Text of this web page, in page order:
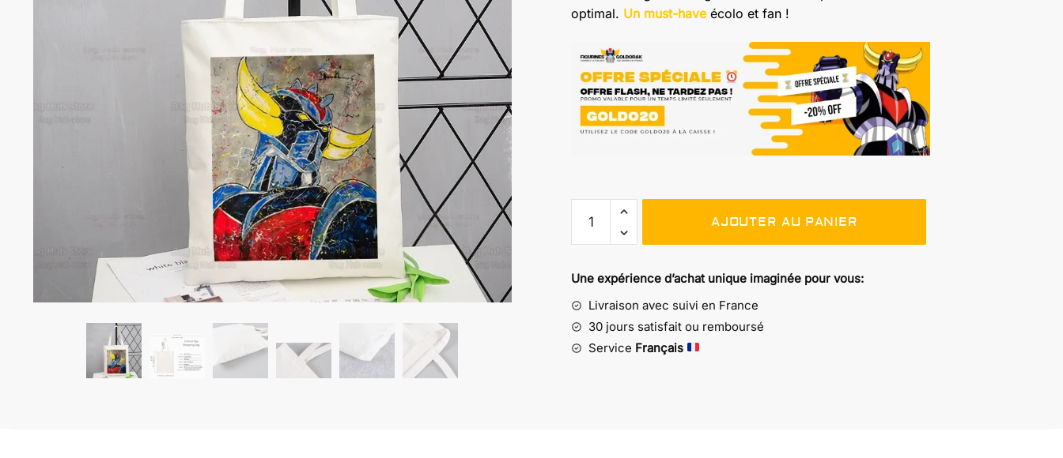
optimal. Un must-haveécolo et fan !
Sac
-
L'accessoire
indispensable
des
AJOUTER AU PANIER
Une expérience d’achat unique imaginée pour vous:
Livraison avec suivi en France
30 jours satisfait ou remboursé
Service Français